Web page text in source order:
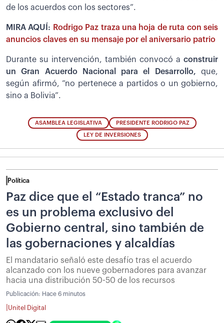
de los acuerdos con los sectores”.
MIRA AQUÍ: Rodrigo Paz traza una hoja de ruta con seis
anuncios claves en su mensaje por el aniversario patrio
Durante su intervención, también convocó a construir
un Gran Acuerdo Nacional para el Desarrollo, que,
según afirmó, “no pertenece a partidos o un gobierno,
sino a Bolivia”.
ASAMBLEA LEGISLATIVA PRESIDENTE RODRIGO PAZ
LEY DE INVERSIONES
Política
Paz dice que el “Estado tranca” no
es un problema exclusivo del
Gobierno central, sino también de
las gobernaciones y alcaldías
El mandatario señaló este desafío tras el acuerdo
alcanzado con los nueve gobernadores para avanzar
hacia una distribución 50-50 de los recursos
Publicación: Hace 6 minutos
Unitel Digital